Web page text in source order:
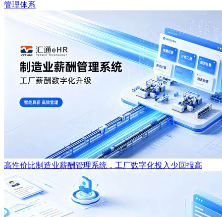
管理体系
高性价比制造业薪酬管理系统，工厂数字化投入少回报高